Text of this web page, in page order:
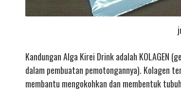
Kandungan Alga Kirei Drink adalah
dalam pembuatan pemotongannya). Kolagen
membantu mengokohkan dan membentuk